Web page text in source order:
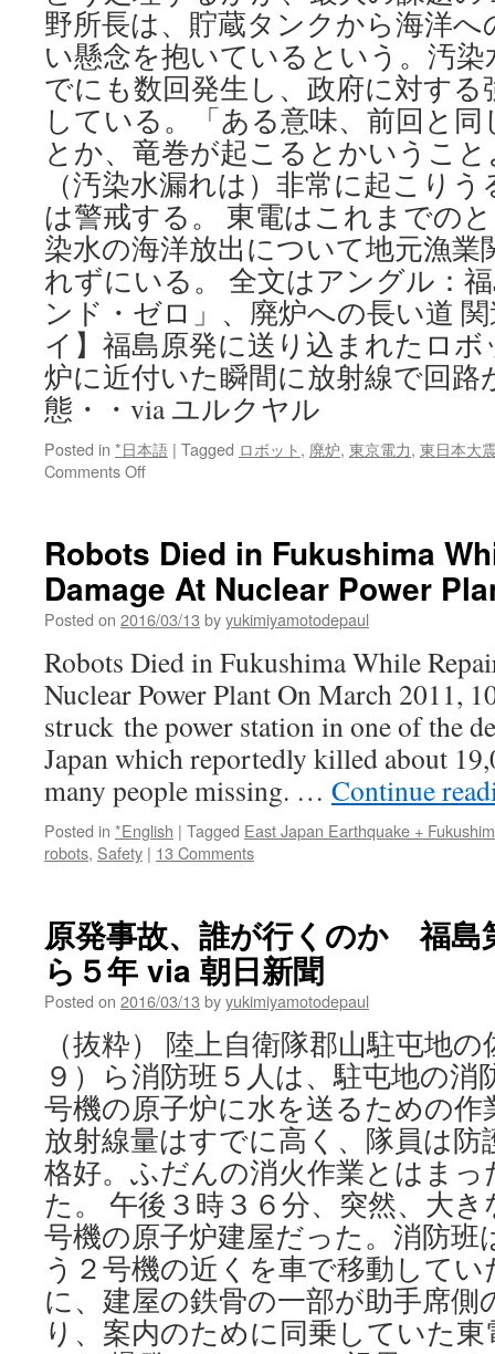
野所長は、貯蔵タンクから海洋
い懸念を抱いているという。汚
でにも数回発生し、政府に対す
している。「ある意味、前回と
とか、竜巻が起こるとかいうこ
（汚染水漏れは）非常に起こり
は警戒する。 東電はこれまでの
染水の海洋放出について地元漁業
れずにいる。 全文はアングル：
ンド・ゼロ」、廃炉への長い道
イ】福島原発に送り込まれたロ
炉に近付いた瞬間に放射線で回路
態・・via ユルクヤル
Posted in *日本語 | Tagged ロボット, 廃炉, 東京電力, 東日本大
Comments Offon
ル：
福
島
原
の
「グ
ウ
ン
ド・
ゼ
ロ」、
廃
炉
長
い
道
via
タ
ー
Robots Died in Fukushima
Damage At Nuclear Power
Posted on 2016/03/13 byyukimiyamotodepaul
Robots Died in Fukushima While
Nuclear Power Plant On March 2011,
struck the power station in one of the
Japan which reportedly killed about
many people missing. … Continue
Posted in *English | Tagged East Japan Earthquake +
robots, Safety | 13 Comments
原発事故、誰が行くのか 福島
ら５年 via 朝日新聞
Posted on 2016/03/13 byyukimiyamotodepaul
（抜粋） 陸上自衛隊郡山駐屯地
９）ら消防班５人は、駐屯地の消
号機の原子炉に水を送るための
放射線量はすでに高く、隊員は
格好。ふだんの消火作業とはま
た。 午後３時３６分、突然、大
号機の原子炉建屋だった。消防班
う２号機の近くを車で移動して
に、建屋の鉄骨の一部が助手席
り、案内のために同乗していた